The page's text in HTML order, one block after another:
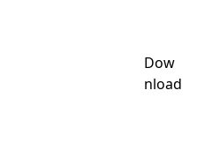
Dow
nload